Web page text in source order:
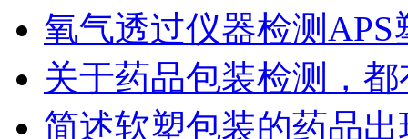
氧气透过仪器检测
关于药品包装检测，
简述软塑包装的药品